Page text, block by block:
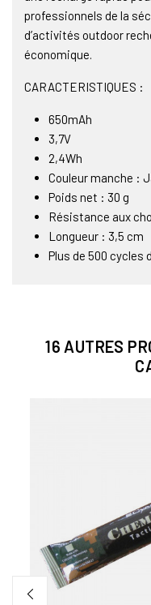
professionnels de la
d’activités outdoor
économique.
CARACTERISTIQUES :
650mAh
3,7V
2,4Wh
Couleur manche :
Poids net : 30 g
Résistance aux
Longueur : 3,5 cm
Plus de 500 cycles
16 AUTRES